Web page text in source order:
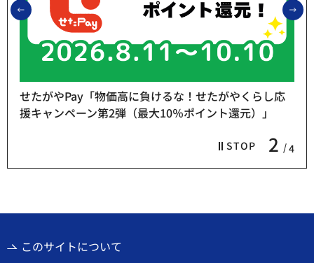
前のスライドを表示
STOP 2 4
せたがやPay「物価高に負けるな！せたがやくらし応
援キャンペーン第2弾（最大10％ポイント還元）」
このサイトについて